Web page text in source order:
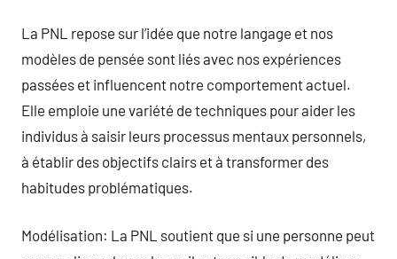
La PNL repose sur l’idée que notre langage et nos
modèles de pensée sont liés avec nos expériences
passées et influencent notre comportement actuel.
Elle emploie une variété de techniques pour aider les
individus à saisir leurs processus mentaux personnels,
à établir des objectifs clairs et à transformer des
habitudes problématiques.
Modélisation: La PNL soutient que si une personne peut